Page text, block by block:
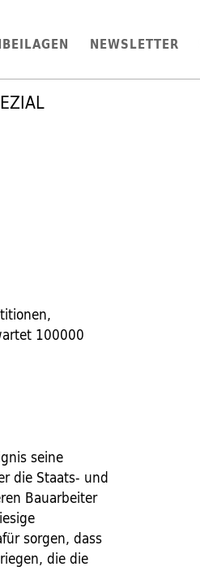
NEWSLETTER
100000
seine
die Staats- und
Bauarbeiter
sorgen, dass
die die